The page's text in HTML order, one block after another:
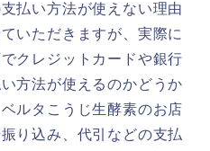
払い方法が使えない理由
いただきますが、実際に
クレジットカードや銀行
方法が使えるのかどうか
ルタこうじ生酵素のお店
り込み、代引などの支払